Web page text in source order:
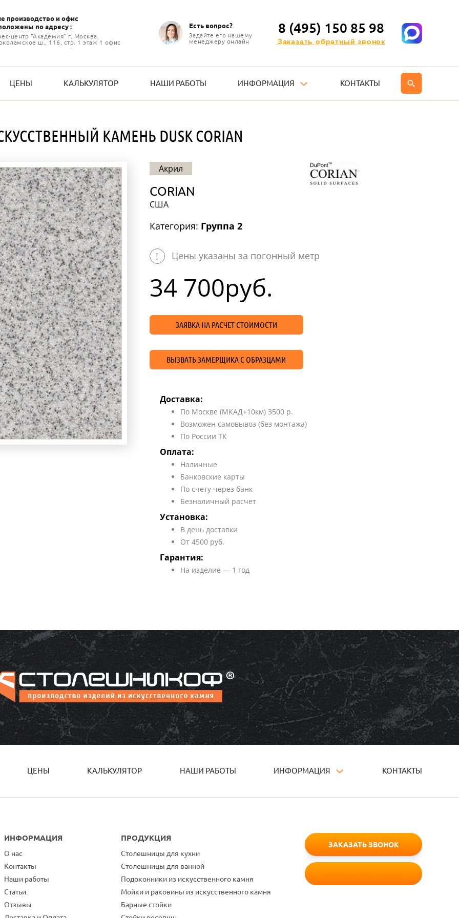
производство и офиc
по адресу :
центр "Академия" г. Москва,
ш., 116, стр. 1 этаж 1 офис
Есть вопрос?
Задайте его нашему
менеджеру онлайн
8 (495) 150 85 98
Заказать обратный звонок
ЦЕНЫ КАЛЬКУЛЯТОР НАШИ РАБОТЫ ИНФОРМАЦИЯ КОНТАКТЫ
КАМЕНЬ DUSK CORIAN
Акрил
CORIAN
США
Категория: Группа 2
! Цены указаны за погонный метр
34 700руб.
ЗАЯВКА НА РАСЧЕТ СТОИМОСТИ
ВЫЗВАТЬ ЗАМЕРЩИКА С ОБРАЗЦАМИ
Доставка:
По Москве (МКАД+10км) 3500 р.
Возможен самовывоз (без монтажа)
По России ТК
Оплата:
Наличные
Банковские карты
По счету через банк
Безналичный расчет
Установка:
В день доставки
От 4500 руб.
Гарантия:
На изделие — 1 год
ЦЕНЫ КАЛЬКУЛЯТОР НАШИ РАБОТЫ ИНФОРМАЦИЯ КОНТАКТЫ
ИНФОРМАЦИЯ
О нас
Контакты
Наши работы
Статьи
Отзывы
ПРОДУКЦИЯ
Столешницы для кухни
Столешницы для ванной
Подоконники из искусственного камня
Мойки и раковины из искусственного камня
Барные стойки
ЗАКАЗАТЬ ЗВОНОК